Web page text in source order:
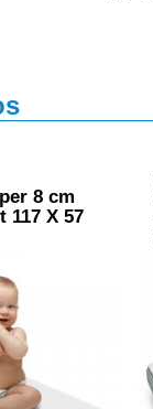
8 cm
117 X 57